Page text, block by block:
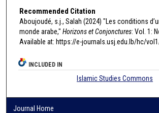
Recommended Citation
Aboujoudé, s.j., Salah (2024) "Les conditions
monde arabe," Horizons et Conjonctures: Vol. 1:
Available at: https://e-journals.usj.edu.lb/hc/
INCLUDED IN
Islamic Studies Commons
Journal Home